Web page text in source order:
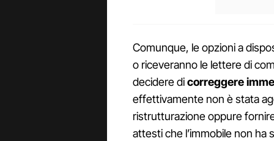
Comunque, le opzioni a
o riceveranno le lettere di
decidere dicorreggere
effettivamente non è stata
ristrutturazione oppure
attesti che l’immobile non ha